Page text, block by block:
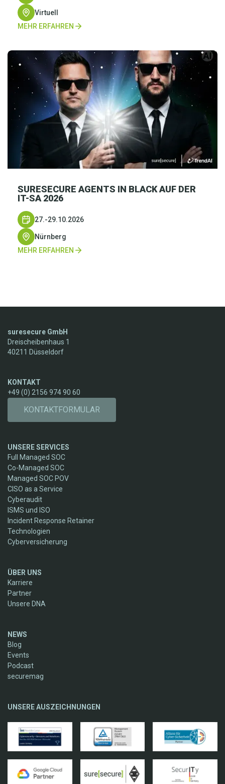
Virtuell
MEHR ERFAHREN
SURESECURE AGENTS IN BLACK AUF DER
IT-SA 2026
27.-29.10.2026
Nürnberg
MEHR ERFAHREN
suresecure GmbH
Dreischeibenhaus 1
40211 Düsseldorf
KONTAKT
+49 (0) 2156 974 90 60
KONTAKTFORMULAR
UNSERE SERVICES
Full Managed SOC
Co-Managed SOC
Managed SOC POV
CISO as a Service
Cyberaudit
ISMS und ISO
Incident Response Retainer
Technologien
Cyberversicherung
ÜBER UNS
Karriere
Partner
Unsere DNA
NEWS
Blog
Events
Podcast
securemag
UNSERE AUSZEICHNUNGEN